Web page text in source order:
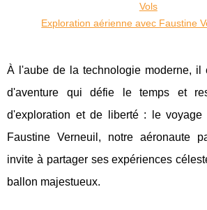
Vols
Exploration aérienne avec Faustine
À l'aube de la technologie moderne, il
d'aventure qui défie le temps et
d'exploration et de liberté : le voyage
Faustine Verneuil, notre aéronaute
invite à partager ses expériences
ballon majestueux.